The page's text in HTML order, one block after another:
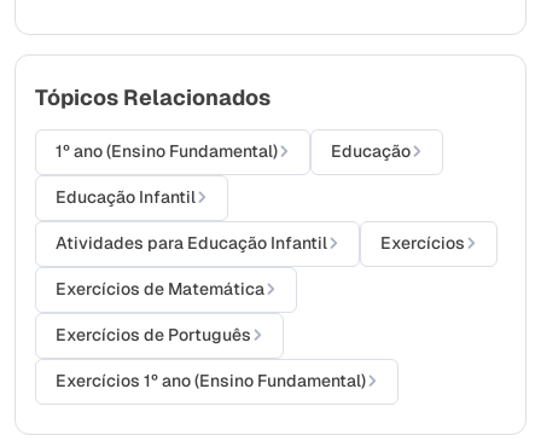
Tópicos Relacionados
1º ano (Ensino Fundamental) Educação
Educação Infantil
Atividades para Educação Infantil Exercícios
Exercícios de Matemática
Exercícios de Português
Exercícios 1º ano (Ensino Fundamental)